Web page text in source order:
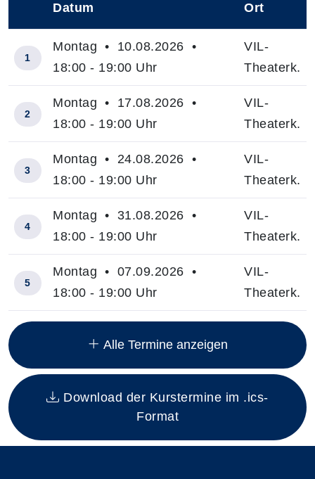
Insgesamt gibt es 8 Termine zum diesen Kurs
Datum Ort
1
Montag • 10.08.2026 •
18:00 - 19:00 Uhr
VIL-
Theaterk.
2
Montag • 17.08.2026 •
18:00 - 19:00 Uhr
VIL-
Theaterk.
3
Montag • 24.08.2026 •
18:00 - 19:00 Uhr
VIL-
Theaterk.
4
Montag • 31.08.2026 •
18:00 - 19:00 Uhr
VIL-
Theaterk.
5
Montag • 07.09.2026 •
18:00 - 19:00 Uhr
VIL-
Theaterk.
Alle Termine anzeigen
Download der Kurstermine im .ics-
Format